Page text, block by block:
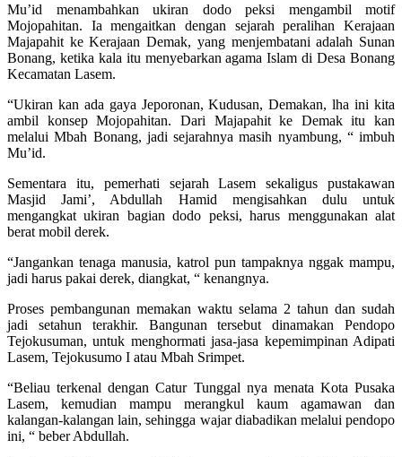
Mu’id menambahkan ukiran dodo peksi mengambil motif
Mojopahitan. Ia mengaitkan dengan sejarah peralihan Kerajaan
Majapahit ke Kerajaan Demak, yang menjembatani adalah Sunan
Bonang, ketika kala itu menyebarkan agama Islam di Desa Bonang
Kecamatan Lasem.
“Ukiran kan ada gaya Jeporonan, Kudusan, Demakan, lha ini kita
ambil konsep Mojopahitan. Dari Majapahit ke Demak itu kan
melalui Mbah Bonang, jadi sejarahnya masih nyambung, “ imbuh
Mu’id.
Sementara itu, pemerhati sejarah Lasem sekaligus pustakawan
Masjid Jami’, Abdullah Hamid mengisahkan dulu untuk
mengangkat ukiran bagian dodo peksi, harus menggunakan alat
berat mobil derek.
“Jangankan tenaga manusia, katrol pun tampaknya nggak mampu,
jadi harus pakai derek, diangkat, “ kenangnya.
Proses pembangunan memakan waktu selama 2 tahun dan sudah
jadi setahun terakhir. Bangunan tersebut dinamakan Pendopo
Tejokusuman, untuk menghormati jasa-jasa kepemimpinan Adipati
Lasem, Tejokusumo I atau Mbah Srimpet.
“Beliau terkenal dengan Catur Tunggal nya menata Kota Pusaka
Lasem, kemudian mampu merangkul kaum agamawan dan
kalangan-kalangan lain, sehingga wajar diabadikan melalui pendopo
ini, “ beber Abdullah.